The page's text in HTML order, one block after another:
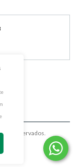
reservados.